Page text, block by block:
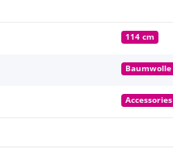
114 cm
Baumwolle
Accessories